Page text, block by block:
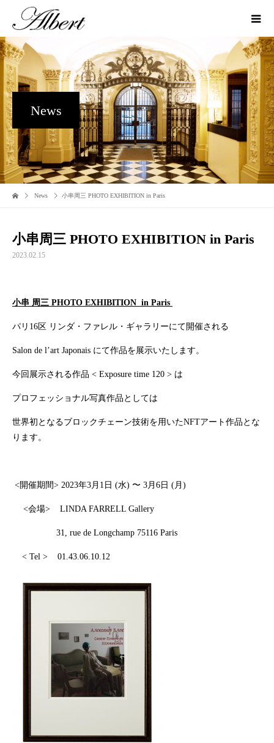
News
News 小串周三 PHOTO EXHIBITION in Paris
小串周三 PHOTO EXHIBITION in Paris
2023.02.15
小串 周三 PHOTO EXHIBITION in Paris
パリ16区 リンダ・ファレル・ギャラリーにて開催される
Salon de l’art Japonais にて作品を展示いたします。
今回展示される作品 < Exposure time 120 > は
プロフェッショナル写真作品としては
世界初となるブロックチェーン技術を用いたNFTアート作品とな
ります。
<開催期間> 2023年3月1日 (水) 〜 3月6日 (月)
<会場> LINDA FARRELL Gallery
31, rue de Longchamp 75116 Paris
< Tel > 01.43.06.10.12